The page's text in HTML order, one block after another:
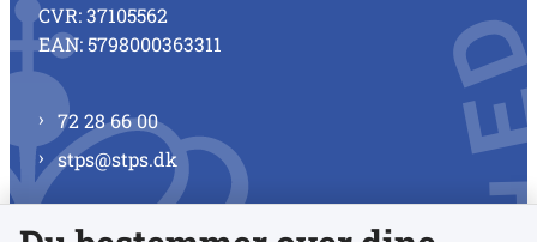
CVR: 37105562
EAN: 5798000363311
72 28 66 00
stps@stps.dk